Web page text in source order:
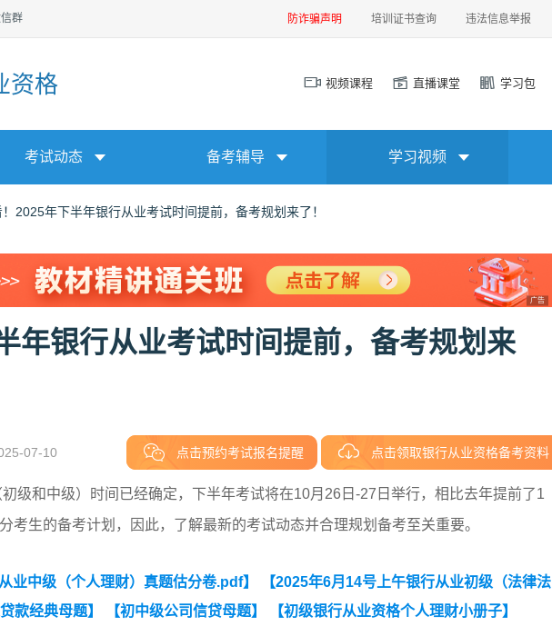
群 防诈骗声明 培训证书查询 违法信息举报
资格 视频课程 直播课堂 学习包
考试动态 备考辅导 学习视频
2025年下半年银行从业考试时间提前，备考规划来了！
广告
年银行从业考试时间提前，备考规划来
07-10 点击预约考试报名提醒 点击领取银行从业资格备考资料
级和中级）时间已经确定，下半年考试将在10月26日-27日举行，相比去年提前了1
考生的备考计划，因此，了解最新的考试动态并合理规划备考至关重要。
业中级（个人理财）真题估分卷.pdf】
【2025年6月14号上午银行从业初级（法律法
款经典母题】 【初中级公司信贷母题】 【初级银行从业资格个人理财小册子】